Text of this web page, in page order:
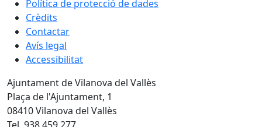
Política de protecció de dades
Crèdits
Contactar
Avís legal
Accessibilitat
Ajuntament de Vilanova del Vallès
Plaça de l'Ajuntament, 1
08410 Vilanova del Vallès